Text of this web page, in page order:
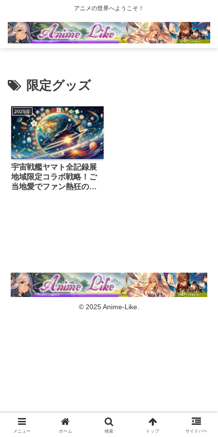
アニメの世界へようこそ！
限定グッズ
2025年
宇宙戦艦ヤマト全記録展
地域限定コラボ戦略！ご
当地愛でファン熱狂の理
© 2025 Anime-Like.
メニュー ホーム 検索 トップ サイドバー